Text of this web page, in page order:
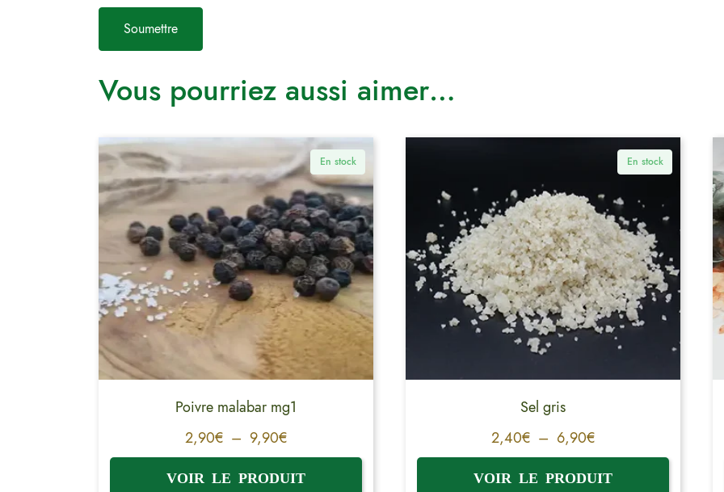
Vous pourriez aussi aimer…
En stock
Poivre malabar mg1
2,90€ – 9,90€
En stock
Sel gris
2,40€ – 6,90€